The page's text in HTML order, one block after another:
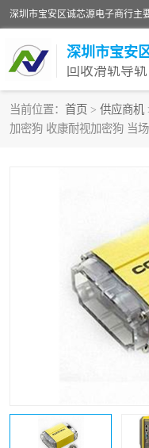
深圳市宝安
当前位置： 首页 > 供应商机
加密狗 收康耐视加密狗 当
回收欧姆龙模块